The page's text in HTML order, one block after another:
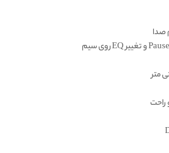
صدا
راحت